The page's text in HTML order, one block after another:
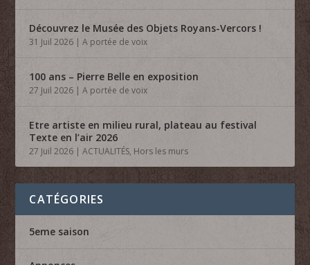
Découvrez le Musée des Objets Royans-Vercors !
31 Juil 2026 |A portée de voix
100 ans – Pierre Belle en exposition
27 Juil 2026 |A portée de voix
Etre artiste en milieu rural, plateau au festival
Texte en l’air 2026
27 Juil 2026 |ACTUALITÉS, Hors les murs
CATÉGORIES
5eme saison